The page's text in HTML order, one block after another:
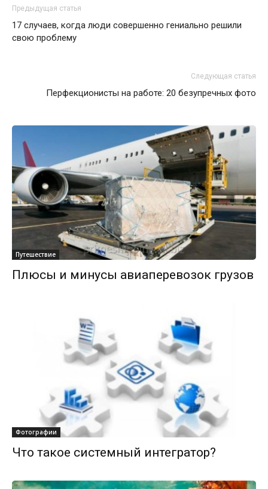
Предыдущая статья
17 случаев, когда люди совершенно гениально решили
свою проблему
Следующая статья
Перфекционисты на работе: 20 безупречных фото
Путешествие
Плюсы и минусы авиаперевозок грузов
Фотографии
Что такое системный интегратор?